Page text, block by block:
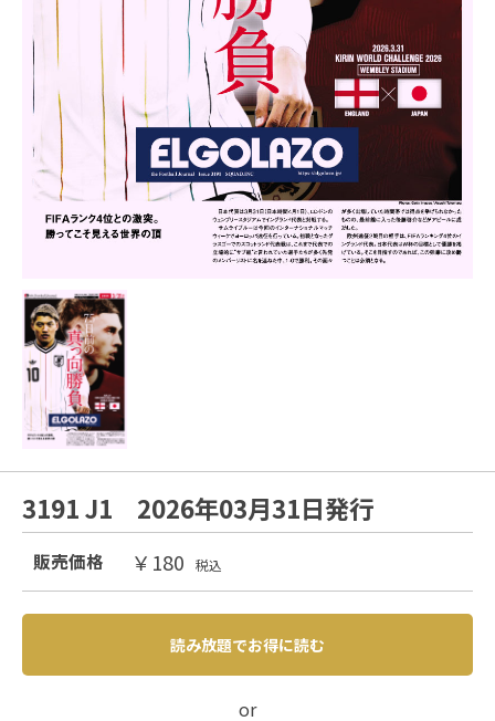
3191 J1 2026年03月31日発行
販売価格 ￥180 税込
読み放題でお得に読む
or